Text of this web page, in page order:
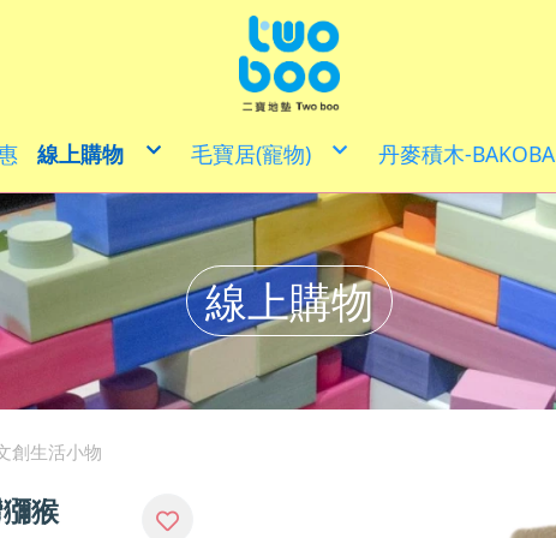
線上購物
DIY手作
拼圖組合
積木套裝
體能發展
多用途巧拼地墊
30CM X 30 CM
50CM X 50CM
60CM X 60CM
聯名款地墊
特殊專用地墊/壁貼
創意生活x家具文創商品小物
兒童安全家具/大動物積木
文創生活小物
寵愛媽咪x居家清潔
客製化商品.小物
精裝禮盒/寶寶禮盒/彌月送禮
樂齡玩具
童萌卡(僅供現場購買)
毛寶居(寵物) 丹麥積木-BAKOBA
線上購物
猴
創生活小物